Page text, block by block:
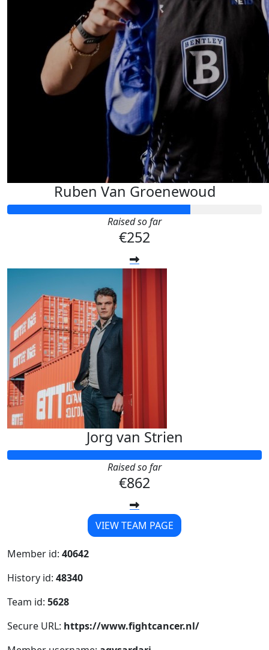
Ruben Van Groenewoud
Raised so far
€252
Jorg van Strien
Raised so far
€862
VIEW TEAM PAGE
Member id: 40642
History id: 48340
Team id: 5628
Secure URL: https://www.fightcancer.nl/